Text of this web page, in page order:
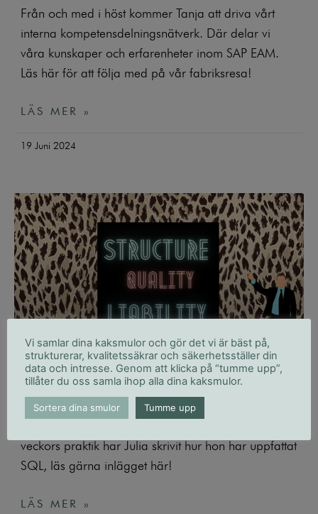
Från och med i höst kommer Tanja att driva vårt
interna kompetensdelningsnätverk. Där delar vi
våra kunskaper och erfarenheter inom SAP EAM.
Läs här för att följa med på vår fabriksresa!
LÄS MER »
19 Juni 2024
Structure, Quality & Liability Enligt Julia
veckors praktik har Julia skrivit hur hon har uppfattat
SQL, läs gärna inlägget här!
LÄS MER »
Vi samlar dina kaksmulor och gör det vi är bäst på,
strukturerar, kvalitetssäkrar och säkerhetsställer din
data och intresse. Genom att klicka på “tumme upp”,
tillåter du oss samla ihop alla dina kaksmulor.
Sortera dina smulor Tumme upp